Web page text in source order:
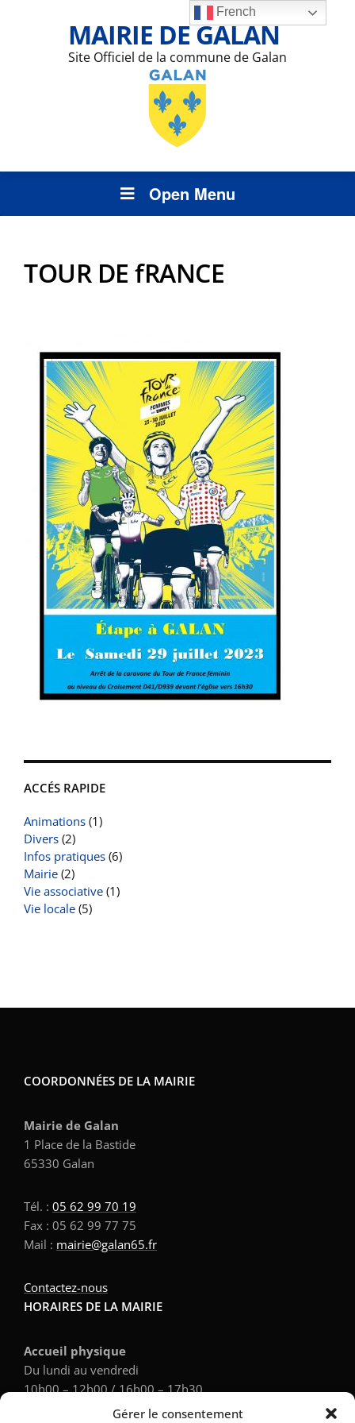
Gérer le consentement
MAIRIE DE GALAN
Site Officiel de la commune de Galan
Open Menu
ACCÉS RAPIDE
Animations (1)
Divers (2)
Infos pratiques (6)
Mairie (2)
Vie associative (1)
Vie locale (5)
TOUR DE fRANCE
COORDONNÉES DE LA MAIRIE
Mairie de Galan
1 Place de la Bastide
65330 Galan
Tél. : 05 62 99 70 19
Fax : 05 62 99 77 75
Mail : mairie@galan65.fr
Contactez-nous
HORAIRES DE LA MAIRIE
Accueil physique
Du lundi au vendredi
10h00 – 12h00 / 16h00 – 17h30
French